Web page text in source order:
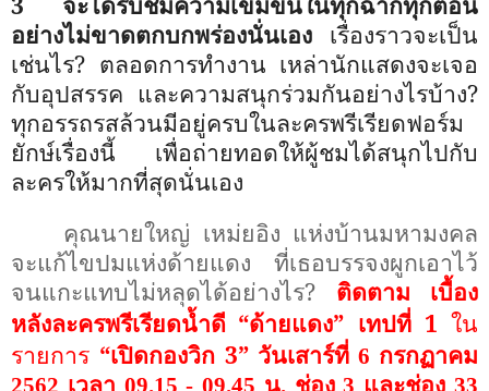
อย่างไม่ขาดตกบกพร่องนั่นเอง เรื่องราวจะเป็น
เช่นไร? ตลอดการทำงาน เหล่านักแสดงจะเจอ
กับอุปสรรค และความสนุกร่วมกันอย่างไรบ้าง?
ทุกอรรถรสล้วนมีอยู่ครบในละครพรีเรียดฟอร์ม
ยักษ์เรื่องนี้ เพื่อถ่ายทอดให้ผู้ชมได้สนุกไปกับ
ละครให้มากที่สุดนั่นเอง
คุณนายใหญ่ เหม่ยอิง แห่งบ้านมหามงคล
จะแก้ไขปมแห่งด้ายแดง ที่เธอบรรจงผูกเอาไว้
จนแกะแทบไม่หลุดได้อย่างไร?
ติดตาม เบื้อง
หลังละครพรีเรียดน้ำดี “ด้ายแดง” เทปที่ 1 ใน
รายการ “เปิดกองวิก 3” วันเสาร์ที่6 กรกฏาคม
2562 เวลา 09.15 - 09.45 น. ช่อง3 และช่อง33